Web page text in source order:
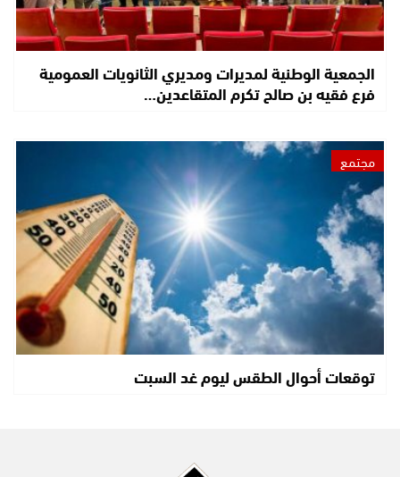
الجمعية الوطنية لمديرات ومديري الثانويات العمومية
فرع فقيه بن صالح تكرم المتقاعدين…
مجتمع
توقعات أحوال الطقس ليوم غد السبت